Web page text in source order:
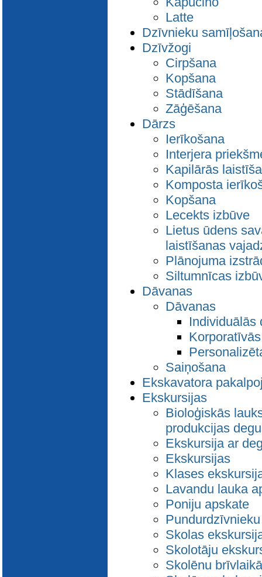
Latte
Dzīvnieku
Dzīvžogi
Cirpšana
Kopšana
Stādīšana
Zāģēšana
Dārzs
Ierīkošana
Interjera
Kapilārās
Komposta
Kopšana
Lecekts izbūve
Lietus ūdens
laistīšanas
Plānojuma
Siltumnīcas
Dāvanas
Dāvanas
Individuālās
Saiņošana
Ekskavatora
Ekskursijas
Bioloģiskās
produkcijas
Ekskursija ar
Ekskursijas
Klases
Lavandu lauka
Poniju apskate
Skolas
Skolotāju
Skolēnu brīvlaikā